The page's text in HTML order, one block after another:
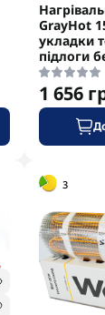
GrayHot
укладки
підлоги
1 656
3